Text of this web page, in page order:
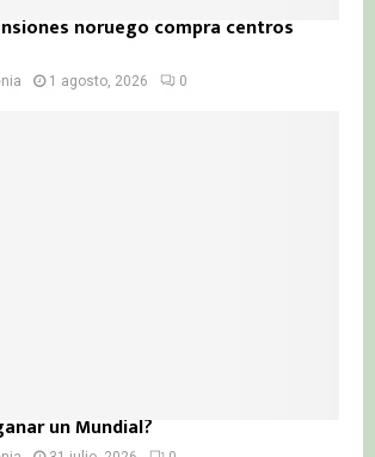
noruego compra centros
1 agosto, 2026 0
un Mundial?